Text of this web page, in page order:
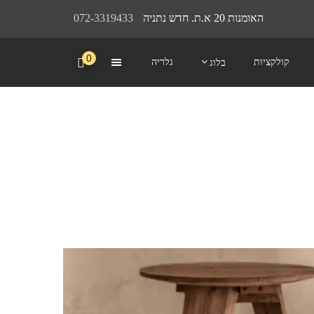
072-3319433 האומנות 20 א.ת. חדש נתניה
קולקציות בלוג גלריה 0